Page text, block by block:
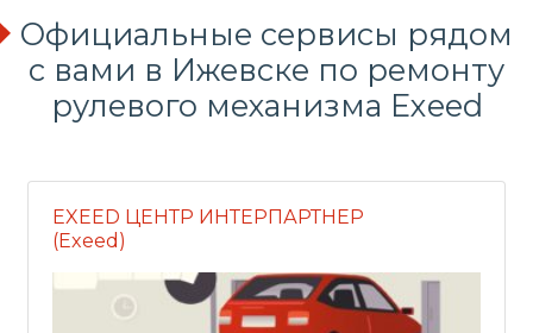
Официальные сервисы рядом
с вами в Ижевске по ремонту
рулевого механизма Exeed
EXEED ЦЕНТР ИНТЕРПАРТНЕР
(Exeed)